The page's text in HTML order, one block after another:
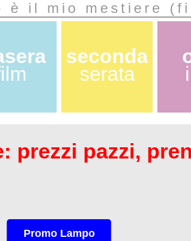
è il mio mestiere
seconda
serata
prezzi pazzi,
Promo Lampo